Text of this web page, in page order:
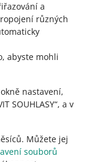
a
různých
abyste mohli
nastavení,
SOUHLASY“, a v
Můžete jej
souborů